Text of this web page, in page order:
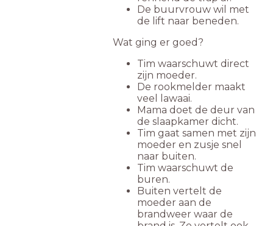
De buurvrouw wil met
de lift naar beneden.
Wat ging er goed?
Tim waarschuwt direct
zijn moeder.
De rookmelder maakt
veel lawaai.
Mama doet de deur van
de slaapkamer dicht.
Tim gaat samen met zijn
moeder en zusje snel
naar buiten.
Tim waarschuwt de
buren.
Buiten vertelt de
moeder aan de
brandweer waar de